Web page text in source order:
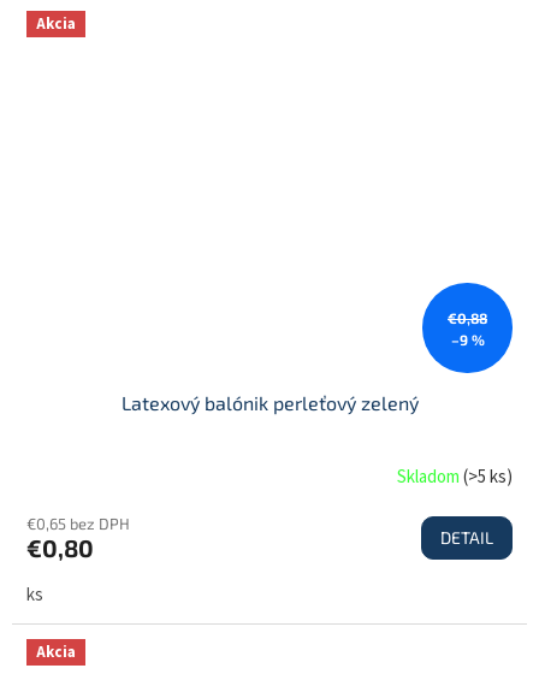
Akcia
€0,88
–9 %
Latexový balónik perleťový zelený
Skladom(>5 ks)
€0,65 bez DPH
€0,80 DETAIL
ks
Akcia